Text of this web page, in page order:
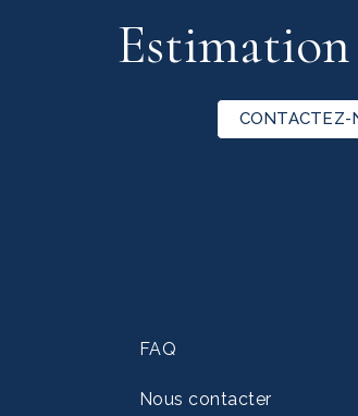
CONTACTEZ-
FAQ
Nous contacter